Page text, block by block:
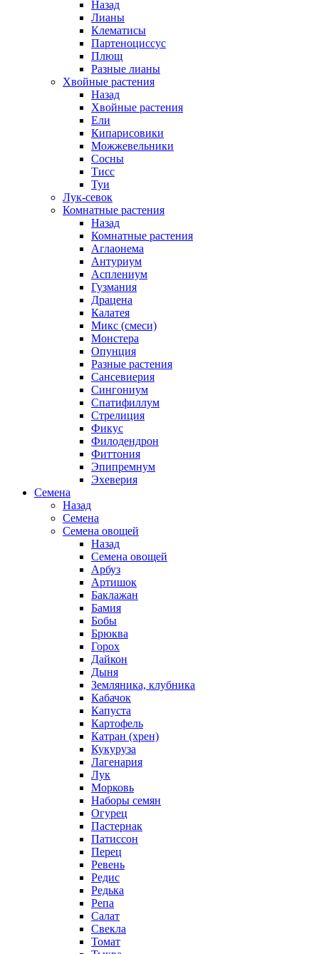
Назад
Лианы
Клематисы
Партеноциссус
Плющ
Разные лианы
Хвойные растения
Назад
Хвойные растения
Ели
Кипарисовики
Можжевельники
Сосны
Тисс
Туи
Лук-севок
Комнатные растения
Назад
Комнатные растения
Аглаонема
Антуриум
Асплениум
Гузмания
Драцена
Калатея
Микс (смеси)
Монстера
Опунция
Разные растения
Сансевиерия
Сингониум
Спатифиллум
Стрелиция
Фикус
Филодендрон
Фиттония
Эпипремнум
Эхеверия
Семена
Назад
Семена
Семена овощей
Назад
Семена овощей
Арбуз
Артишок
Баклажан
Бамия
Бобы
Брюква
Горох
Дайкон
Дыня
Земляника, клубника
Кабачок
Капуста
Картофель
Катран (хрен)
Кукуруза
Лагенария
Лук
Морковь
Наборы семян
Огурец
Пастернак
Патиссон
Перец
Ревень
Редис
Редька
Репа
Салат
Свекла
Томат